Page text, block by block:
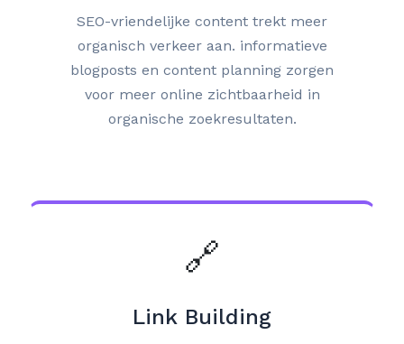
SEO-vriendelijke content trekt meer
organisch verkeer aan. informatieve
blogposts en content planning zorgen
voor meer online zichtbaarheid in
organische zoekresultaten.
🔗
Link Building